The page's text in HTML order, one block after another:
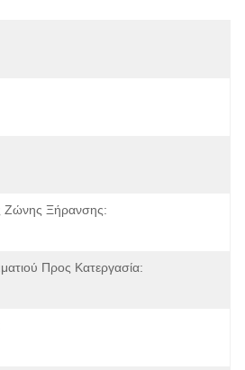
Ζώνης Ξήρανσης:
Προς Κατεργασία: